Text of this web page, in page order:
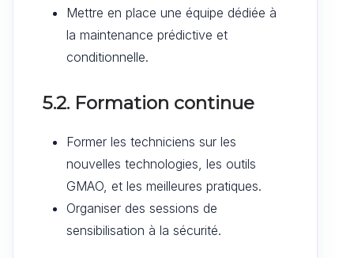
Mettre en place une équipe dédiée à
la maintenance prédictive et
conditionnelle.
5.2. Formation continue
Former les techniciens sur les
nouvelles technologies, les outils
GMAO, et les meilleures pratiques.
Organiser des sessions de
sensibilisation à la sécurité.